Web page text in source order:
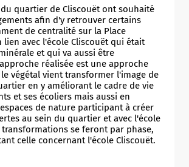
quartier de Cliscouët ont souhaité
afin d'y retrouver certains
de centralité sur la Place
lien avec l'école Cliscouët qui était
et qui va aussi être
réalisée est une approche
végétal vient transformer l'image de
en y améliorant le cadre de vie
et ses écoliers mais aussi en
de nature participant à créer
au sein du quartier et avec l'école
transformations se feront par phase,
celle concernant l'école Cliscouët.